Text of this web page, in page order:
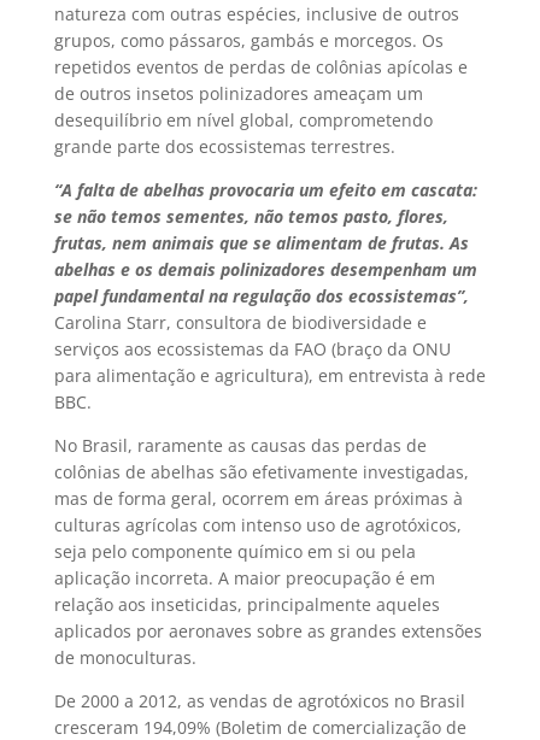
natureza com outras espécies, inclusive de outros
grupos, como pássaros, gambás e morcegos. Os
repetidos eventos de perdas de colônias apícolas e
de outros insetos polinizadores ameaçam um
desequilíbrio em nível global, comprometendo
grande parte dos ecossistemas terrestres.
“A falta de abelhas provocaria um efeito em cascata:
se não temos sementes, não temos pasto, flores,
frutas, nem animais que se alimentam de frutas. As
abelhas e os demais polinizadores desempenham um
papel fundamental na regulação dos ecossistemas”,
Carolina Starr, consultora de biodiversidade e
serviços aos ecossistemas da FAO (braço da ONU
para alimentação e agricultura), em entrevista à rede
BBC.
No Brasil, raramente as causas das perdas de
colônias de abelhas são efetivamente investigadas,
mas de forma geral, ocorrem em áreas próximas à
culturas agrícolas com intenso uso de agrotóxicos,
seja pelo componente químico em si ou pela
aplicação incorreta. A maior preocupação é em
relação aos inseticidas, principalmente aqueles
aplicados por aeronaves sobre as grandes extensões
de monoculturas.
De 2000 a 2012, as vendas de agrotóxicos no Brasil
cresceram 194,09% (Boletim de comercialização de